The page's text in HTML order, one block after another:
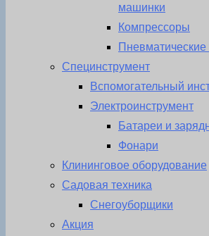
машинки
Компрессоры
Пневматические
Специнструмент
Вспомогательный
Электроинструмент
Батареи и
Фонари
Клининговое оборудование
Садовая техника
Снегоуборщики
Акция